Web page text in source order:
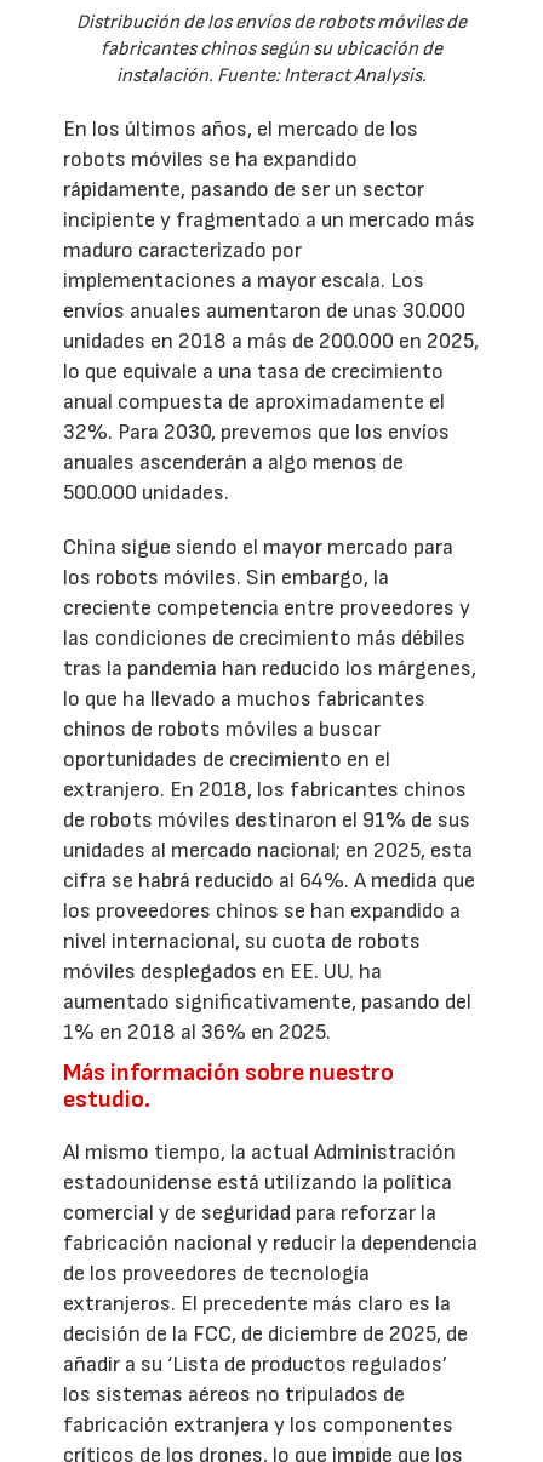
Distribución de los envíos de robots móviles de
fabricantes chinos según su ubicación de
instalación. Fuente: Interact Analysis.
En los últimos años, el mercado de los
robots móviles se ha expandido
rápidamente, pasando de ser un sector
incipiente y fragmentado a un mercado más
maduro caracterizado por
implementaciones a mayor escala. Los
envíos anuales aumentaron de unas 30.000
unidades en 2018 a más de 200.000 en 2025,
lo que equivale a una tasa de crecimiento
anual compuesta de aproximadamente el
32%. Para 2030, prevemos que los envíos
anuales ascenderán a algo menos de
500.000 unidades.
China sigue siendo el mayor mercado para
los robots móviles. Sin embargo, la
creciente competencia entre proveedores y
las condiciones de crecimiento más débiles
tras la pandemia han reducido los márgenes,
lo que ha llevado a muchos fabricantes
chinos de robots móviles a buscar
oportunidades de crecimiento en el
extranjero. En 2018, los fabricantes chinos
de robots móviles destinaron el 91% de sus
unidades al mercado nacional; en 2025, esta
cifra se habrá reducido al 64%. A medida que
los proveedores chinos se han expandido a
nivel internacional, su cuota de robots
móviles desplegados en EE. UU. ha
aumentado significativamente, pasando del
1% en 2018 al 36% en 2025.
Más información sobre nuestro
estudio.
Al mismo tiempo, la actual Administración
estadounidense está utilizando la política
comercial y de seguridad para reforzar la
fabricación nacional y reducir la dependencia
de los proveedores de tecnología
extranjeros. El precedente más claro es la
decisión de la FCC, de diciembre de 2025, de
añadir a su ‘Lista de productos regulados’
los sistemas aéreos no tripulados de
fabricación extranjera y los componentes
críticos de los drones, lo que impide que los